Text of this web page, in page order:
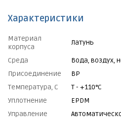
Характеристики
Материал
корпуса
Латунь
Среда
Вода, воздух,
Присоединение
ВР
Температура, С
Т - +110°C
Уплотнение
EPDM
Управление